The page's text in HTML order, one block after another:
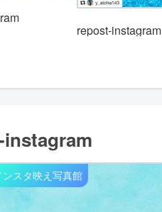
repost-instagram
ンスタ映え写真館